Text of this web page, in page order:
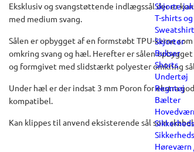
Skjorte
T-shirts
Skjorter
Bukser
Shorts
Undertøj
Regntøj
Bælter
Høreværn
Eksklusiv og svangstøttende indlægssål der er
med medium svang.
Sålen er opbygget af en formstøbt TPU-kerne
omkring svang og hæl. Herefter er sålen
og formgivet med slidstærkt polyester omkring
Under hæl er der indsat 3 mm Poron for ekstra
kompatibel.
Kan klippes til anvend eksisterende sål som